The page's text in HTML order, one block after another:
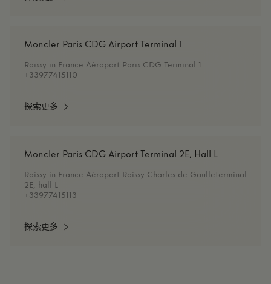
Moncler Paris CDG Airport Terminal 1
Roissy in France Aéroport Paris CDG Terminal 1
+33977415110
探索更多
Moncler Paris CDG Airport Terminal 2E, Hall L
Roissy in France Aéroport Roissy Charles de GaulleTerminal
2E, hall L
+33977415113
探索更多